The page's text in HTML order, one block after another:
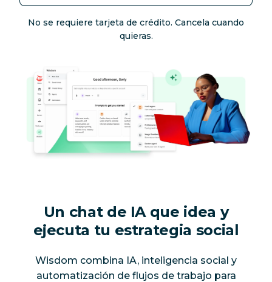
No se requiere tarjeta de crédito. Cancela cuando
quieras.
Un chat de IA que idea y
ejecuta tu estrategia social
Wisdom combina IA, inteligencia social y
automatización de flujos de trabajo para